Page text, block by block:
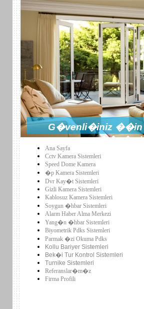
Ana Sayfa
Cctv Kamera Sistemleri
Speed Dome Kamera
�p Kamera Sistemleri
Dvr Kay�t Sistemleri
Gizli Kamera Sistemleri
Kablosuz Kamera Sistemleri
Soygun �hbar Sistemleri
Alarm Haber Alma Merkezi
Yang�n �hbar Sistemleri
Biyometrik Pdks Sistemleri
Parmak �zi Okuma Pdks
Kollu Bariyer Sistemleri
Bek�i Tur Kontrol Sistemleri
Turnike Sistemleri
Referanslar�m�z
Firma Profili
G�venli�iniz ��in